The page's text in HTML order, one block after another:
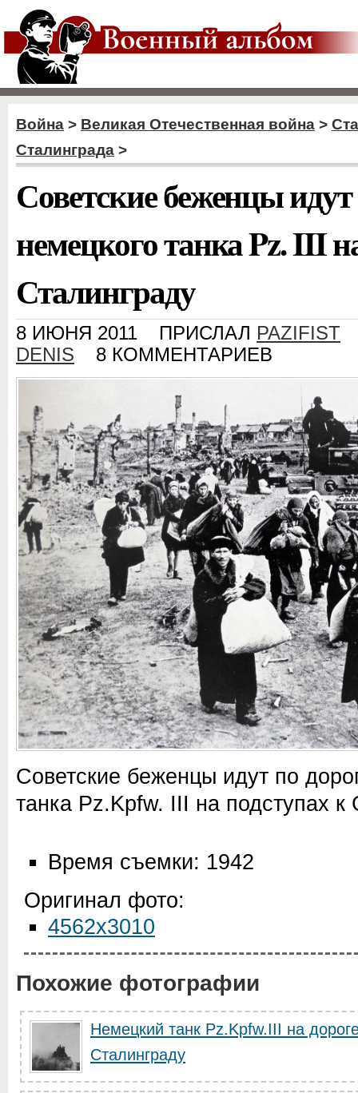
Война > Великая Отечественная война >
Сталинграда >
Советские беженцы
немецкого танка Pz. III
Сталинграду
8 ИЮНЯ 2011 ПРИСЛАЛ PAZIFIST
DENIS
8 КОММЕНТАРИЕВ
Советские беженцы идут по
танка Pz.Kpfw. III на подступах к
Время съемки: 1942
Оригинал фото:
4562x3010
Похожие фотографии
Немецкий танк Pz.Kpfw.III на
Сталинграду